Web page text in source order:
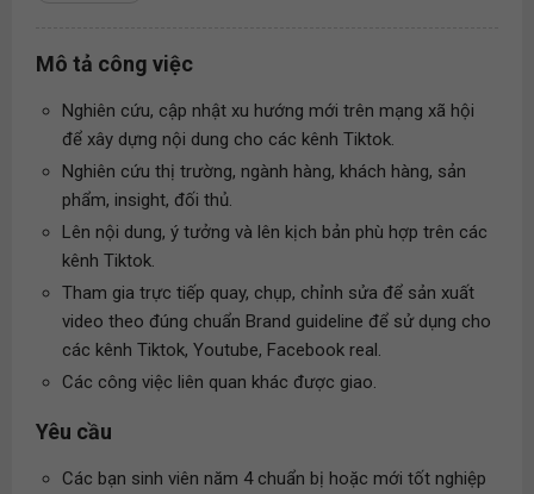
Mô tả công việc
Nghiên cứu, cập nhật xu hướng mới trên mạng xã hội
để xây dựng nội dung cho các kênh Tiktok.
Nghiên cứu thị trường, ngành hàng, khách hàng, sản
phẩm, insight, đối thủ.
Lên nội dung, ý tưởng và lên kịch bản phù hợp trên các
kênh Tiktok.
Tham gia trực tiếp quay, chụp, chỉnh sửa để sản xuất
video theo đúng chuẩn Brand guideline để sử dụng cho
các kênh Tiktok, Youtube, Facebook real.
Các công việc liên quan khác được giao.
Yêu cầu
Các bạn sinh viên năm 4 chuẩn bị hoặc mới tốt nghiệp